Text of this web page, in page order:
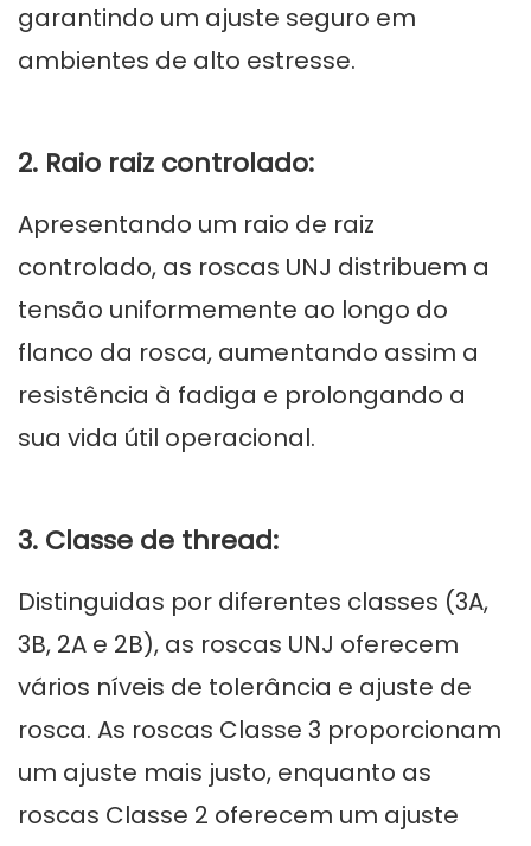
garantindo um ajuste seguro em
ambientes de alto estresse.
2. Raio raiz controlado:
Apresentando um raio de raiz
controlado, as roscas UNJ distribuem a
tensão uniformemente ao longo do
flanco da rosca, aumentando assim a
resistência à fadiga e prolongando a
sua vida útil operacional.
3. Classe de thread:
Distinguidas por diferentes classes (3A,
3B, 2A e 2B), as roscas UNJ oferecem
vários níveis de tolerância e ajuste de
rosca. As roscas Classe 3 proporcionam
um ajuste mais justo, enquanto as
roscas Classe 2 oferecem um ajuste